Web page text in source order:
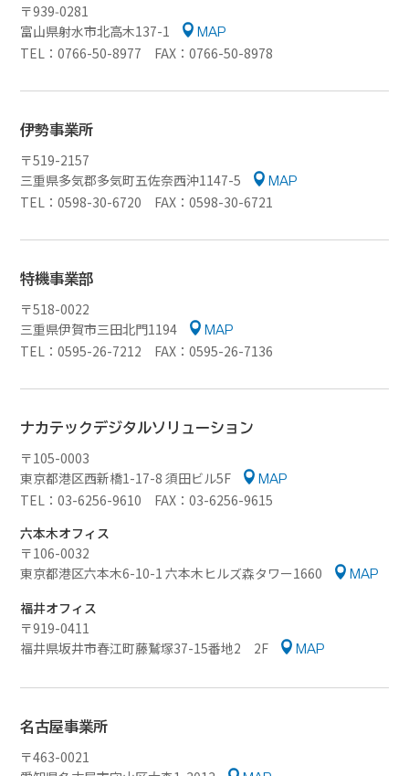
〒939‑0281
富山県射水市北高木137-1
MAP
TEL：0766-50-8977 FAX：0766-50-8978
伊勢事業所
〒519-2157
三重県多気郡多気町五佐奈西沖1147-5
MAP
TEL：0598-30-6720 FAX：0598-30-6721
特機事業部
〒518-0022
三重県伊賀市三田北門1194
MAP
TEL：0595-26-7212 FAX：0595-26-7136
ナカテックデジタルソリューション
〒105-0003
東京都港区西新橋1-17-8 須田ビル5F
MAP
TEL：03-6256-9610 FAX：03-6256-9615
六本木オフィス
〒106-0032
東京都港区六本木6-10-1六本木ヒルズ森タワー1660 MAP
福井オフィス
〒919-0411
福井県坂井市春江町藤鷲塚37-15番地2 2F MAP
名古屋事業所
〒463-0021